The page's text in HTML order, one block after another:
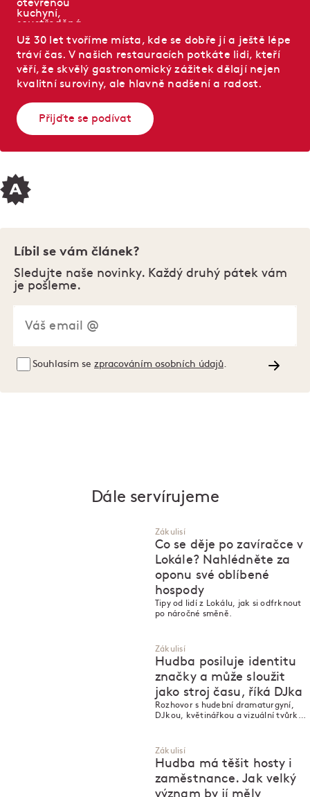
Už 30 let tvoříme místa, kde se dobře jí a ještě lépe
tráví čas. V našich restauracích potkáte lidi, kteří
věří, že skvělý gastronomický zážitek dělají nejen
kvalitní suroviny, ale hlavně nadšení a radost.
Přijďte se podívat
Líbil se vám článek?
Sledujte naše novinky. Každý druhý pátek vám
je pošleme.
Souhlasím se zpracováním osobních údajů
Dále servírujeme
Zákulisí
Co se děje po zavíračce v
Lokále? Nahlédněte za
oponu své oblíbené
hospody
Tipy od lidí z Lokálu, jak si odfrknout
po náročné směně.
Zákulisí
Hudba posiluje identitu
značky a může sloužit
jako stroj času, říká DJka
Rozhovor s hudební dramaturgyní,
DJkou, květinářkou a vizuální tvůrkyní
Zákulisí
Hudba má těšit hosty i
zaměstnance. Jak velký
význam by jí měly